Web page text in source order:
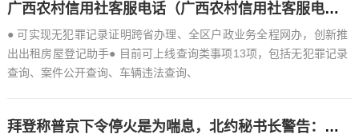
广西农村信用社客服电话（广西农村信用社客服电话多少）
● 可实现无犯罪记录证明跨省办理、全区户政业务全程网办，创新推
出出租房屋登记助手● 目前可上线查询类事项13项，包括无犯罪记录
查询、案件公开查询、车辆违法查询、
拜登称普京下令停火是为喘息，北约秘书长警告：低估俄罗斯极危险